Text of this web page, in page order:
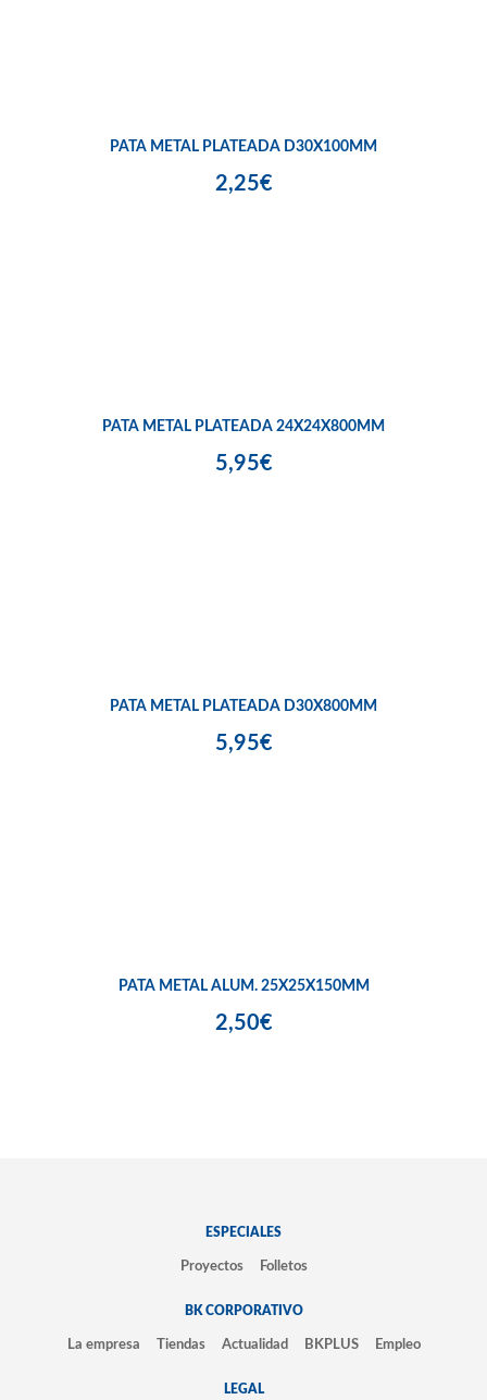
PATA METAL PLATEADA D30X100MM
2,25€
PATA METAL PLATEADA 24X24X800MM
5,95€
PATA METAL PLATEADA D30X800MM
5,95€
PATA METAL ALUM. 25X25X150MM
2,50€
ESPECIALES
Proyectos Folletos
BK CORPORATIVO
La empresa Tiendas Actualidad BKPLUS Empleo
LEGAL